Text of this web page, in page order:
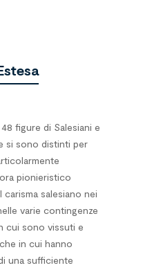
figure di Salesiani e
si sono distinti per
pionieristico
salesiano nei
varie contingenze
cui sono vissuti e
in cui hanno
una sufficiente